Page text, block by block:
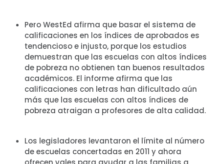
Pero WestEd afirma que basar el sistema de
calificaciones en los índices de aprobados es
tendencioso e injusto, porque los estudios
demuestran que las escuelas con altos índices
de pobreza no obtienen tan buenos resultados
académicos. El informe afirma que las
calificaciones con letras han dificultado aún
más que las escuelas con altos índices de
pobreza atraigan a profesores de alta calidad.
Los legisladores levantaron el límite al número
de escuelas concertadas en 2011 y ahora